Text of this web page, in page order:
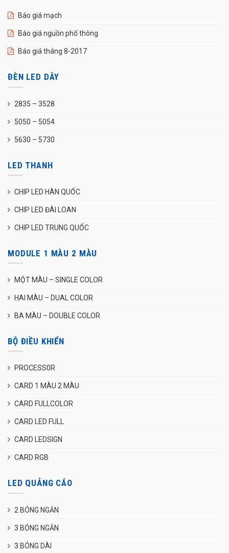
Báo giá mạch
Báo giá nguồn phổ thông
Báo giá tháng 8-2017
ĐÈN LED DÂY
2835 – 3528
5050 – 5054
5630 – 5730
LED THANH
CHIP LED HÀN QUỐC
CHIP LED ĐÀI LOAN
CHIP LED TRUNG QUỐC
MODULE 1 MÀU 2 MÀU
MỘT MÀU – SINGLE COLOR
HAI MÀU – DUAL COLOR
BA MÀU – DOUBLE COLOR
BỘ ĐIỀU KHIỂN
PROCESS0R
CARD 1 MÀU 2 MÀU
CARD FULLCOLOR
CARD LED FULL
CARD LEDSIGN
CARD RGB
LED QUẢNG CÁO
2 BÓNG NGẮN
3 BÓNG NGẮN
3 BÓNG DÀI